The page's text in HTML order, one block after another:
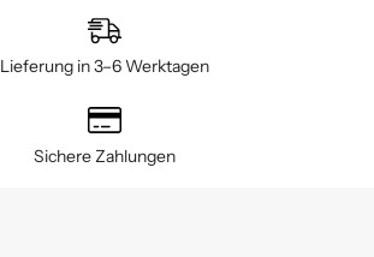
Lieferung in 3–6 Werktagen
Sichere Zahlungen